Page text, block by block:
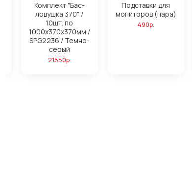
Комплект "Бас-
ловушка 370" /
10шт. по
1000х370х370мм /
SPG2236 / Темно-
серый
21550р.
Подставки для
мониторов (пара)
490р.